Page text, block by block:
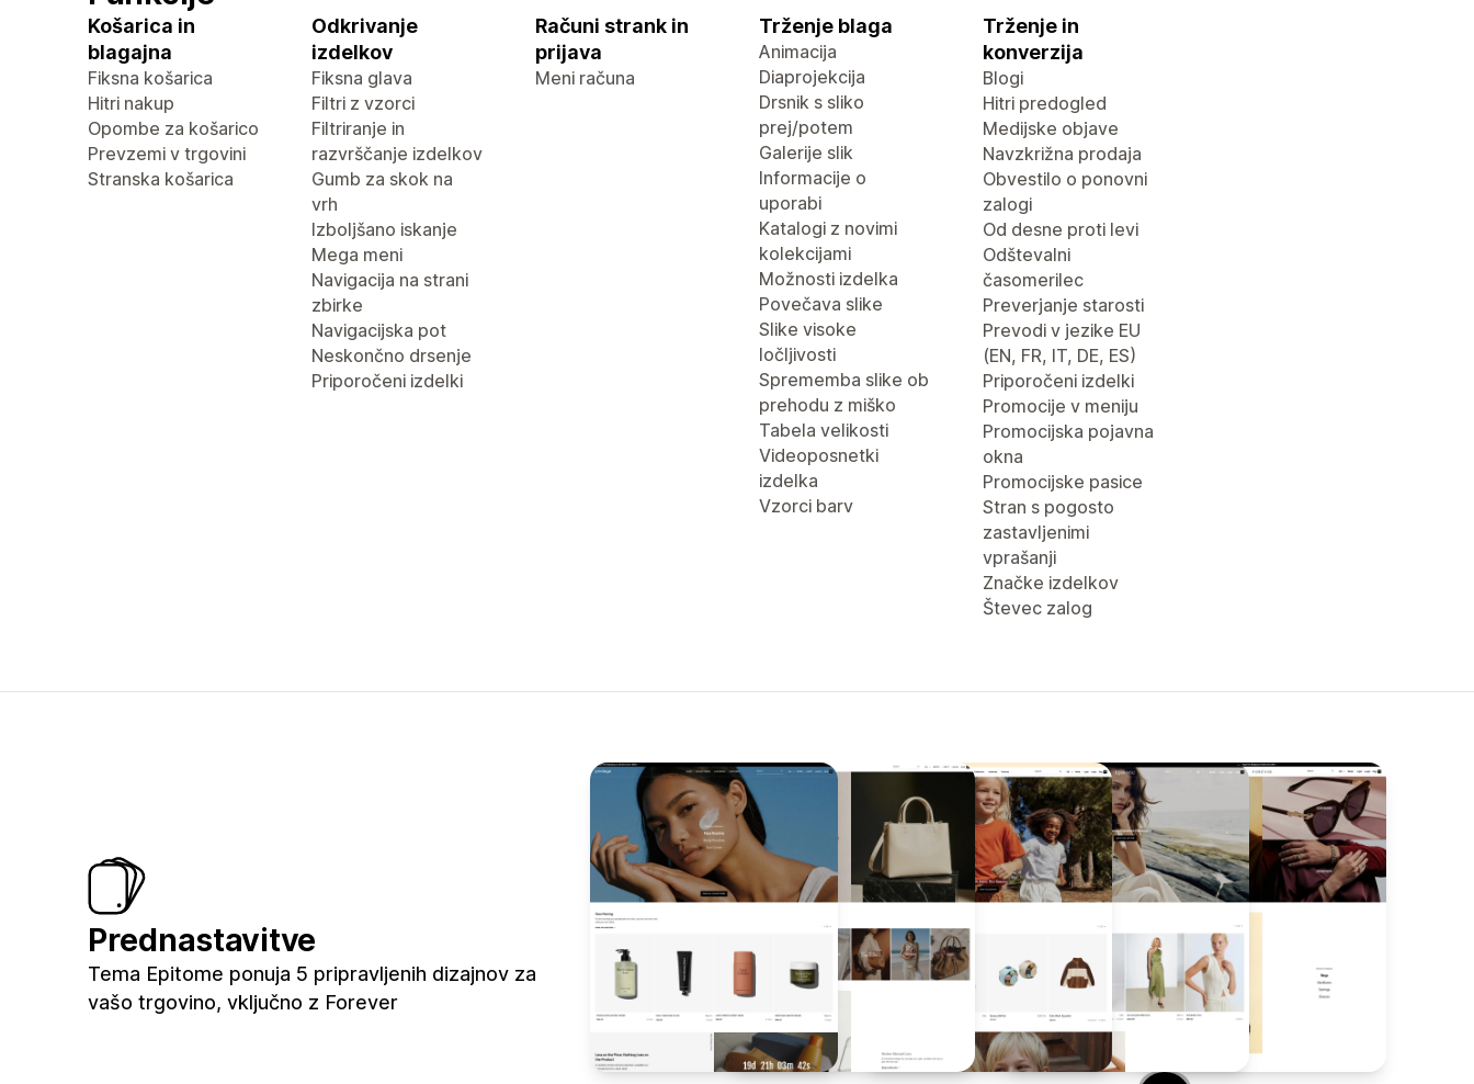
Košarica in
blagajna
Fiksna košarica
Hitri nakup
Opombe za košarico
Prevzemi v trgovini
Stranska košarica
Odkrivanje
izdelkov
Fiksna glava
Filtri z vzorci
Filtriranje in
razvrščanje izdelkov
Gumb za skok na
vrh
Izboljšano iskanje
Mega meni
Navigacija na strani
zbirke
Navigacijska pot
Neskončno drsenje
Priporočeni izdelki
Računi strank in
prijava
Meni računa
Trženje blaga
Animacija
Diaprojekcija
Drsnik s sliko
prej/potem
Galerije slik
Informacije o
uporabi
Katalogi z novimi
kolekcijami
Možnosti izdelka
Povečava slike
Slike visoke
ločljivosti
Sprememba slike ob
prehodu z miško
Tabela velikosti
Videoposnetki
izdelka
Vzorci barv
Trženje in
konverzija
Blogi
Hitri predogled
Medijske objave
Navzkrižna prodaja
Obvestilo o ponovni
zalogi
Od desne proti levi
Odštevalni
časomerilec
Preverjanje starosti
Prevodi v jezike EU
(EN, FR, IT, DE, ES)
Priporočeni izdelki
Promocije v meniju
Promocijska pojavna
okna
Promocijske pasice
Stran s pogosto
zastavljenimi
vprašanji
Značke izdelkov
Števec zalog
Prednastavitve
Tema Epitome ponuja 5 pripravljenih dizajnov za
vašo trgovino, vključno z Forever